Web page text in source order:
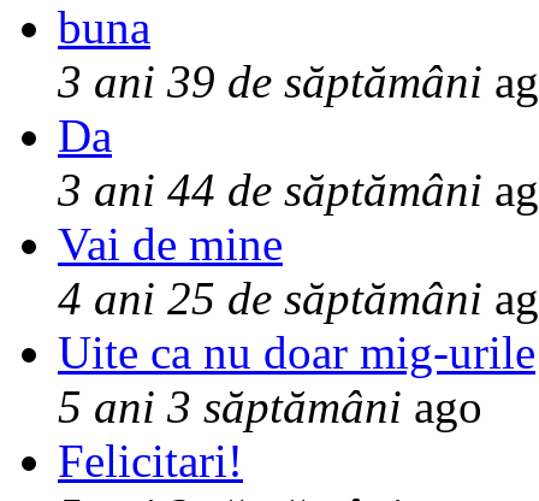
buna
3 ani 39 de săptămâni
Da
3 ani 44 de săptămâni
Vai de mine
4 ani 25 de săptămâni
Uite ca nu doar mig-urile
5 ani 3 săptămâni ago
Felicitari!